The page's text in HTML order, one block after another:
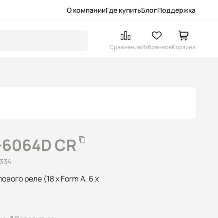
О компанииГде купитьБлогПоддержка
СравнениеИзбранноеКорзина
CR
реле (18 x Form A, 6 x